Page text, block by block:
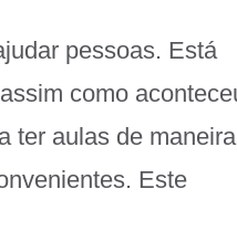
pessoas. Está
como
ter aulas de
Este